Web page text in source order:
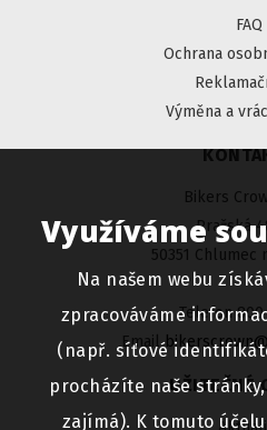
Využíváme
Na našem webu
zpracováváme
(např. síťové
procházíte naše
zajímá). K tomuto
FAQ
Ochrana
Výměna a
Bikers
Pražská
50351 Chlumec
Telefon 800
Email
UŽITEČNÉ